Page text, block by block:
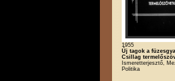
1955
Új tagok a
Csillag
Ismeretterjesztő,
Politika